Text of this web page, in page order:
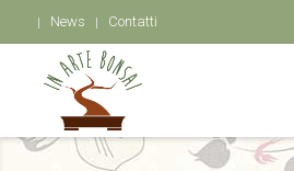
News Contatti